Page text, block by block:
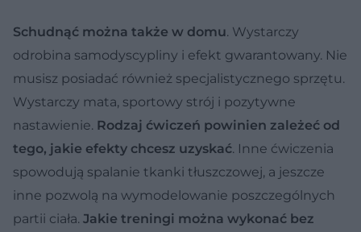
Schudnąć można także w domu. Wystarczy
odrobina samodyscypliny i efekt gwarantowany. Nie
musisz posiadać również specjalistycznego sprzętu.
Wystarczy mata, sportowy strój i pozytywne
nastawienie. Rodzaj ćwiczeń powinien zależeć od
tego, jakie efekty chcesz uzyskać. Inne ćwiczenia
spowodują spalanie tkanki tłuszczowej, a jeszcze
inne pozwolą na wymodelowanie poszczególnych
partii ciała. Jakie treningi można wykonać bez